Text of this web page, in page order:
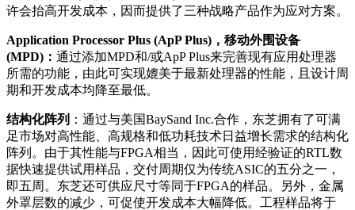
许会抬高开发成本，因而提供了三种战略产品作为应对方案。
Application Processor Plus (ApP Plus) ，移动外围设备
(MPD) ： 通过添加MPD和/或ApP Plus来完善现有应用处理器
所需的功能，由此可实现媲美于最新处理器的性能，且设计周
期和开发成本均降至最低。
结构化阵列 ：通过与美国BaySand Inc.合作，东芝拥有了可满
足市场对高性能、高规格和低功耗技术日益增长需求的结构化
阵列。由于其性能与FPGA相当，因此可使用经验证的RTL数
据快速提供试用样品，交付周期仅为传统ASIC的五分之一，
即五周。东芝还可供应尺寸等同于FPGA的样品。另外，金属
外罩层数的减少，可促使开发成本大幅降低。工程样品将于